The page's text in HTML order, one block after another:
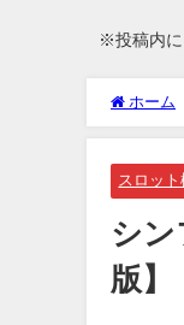
※投稿内に
ホーム
スロッ
シン
版】